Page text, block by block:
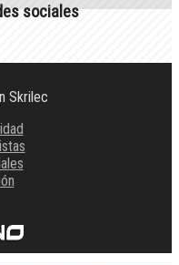
sociales
Skrilec